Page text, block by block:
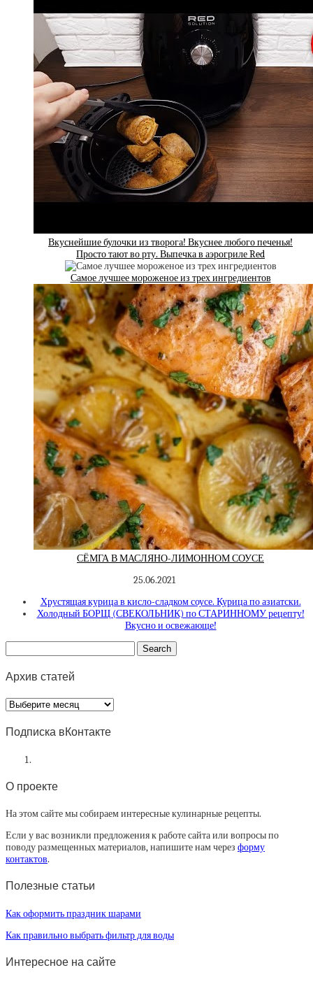
Вкуснейшие булочки из творога! Вкуснее любого печенья!
Просто тают во рту. Выпечка в аэрогриле Red
Самое лучшее мороженое из трех ингредиентов
СЁМГА В МАСЛЯНО-ЛИМОННОМ СОУСЕ
25.06.2021
Хрустящая курица в кисло-сладком соусе. Курица по азиатски.
Холодный БОРЩ (СВЕКОЛЬНИК) по СТАРИННОМУ рецепту!
Вкусно и освежающе!
Архив статей
Архив
статей
Подписка вКонтакте
О проекте
На этом сайте мы собираем интересные кулинарные рецепты.
Если у вас возникли предложения к работе сайта или вопросы по
поводу размещенных материалов, напишите нам через форму
контактов.
Полезные статьи
Как оформить праздник шарами
Как правильно выбрать фильтр для воды
Интересное на сайте